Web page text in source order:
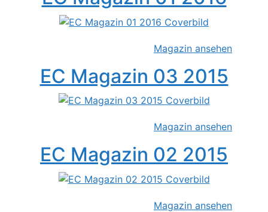
Magazin ansehen
EC Magazin 03 2015
Magazin ansehen
EC Magazin 02 2015
Magazin ansehen